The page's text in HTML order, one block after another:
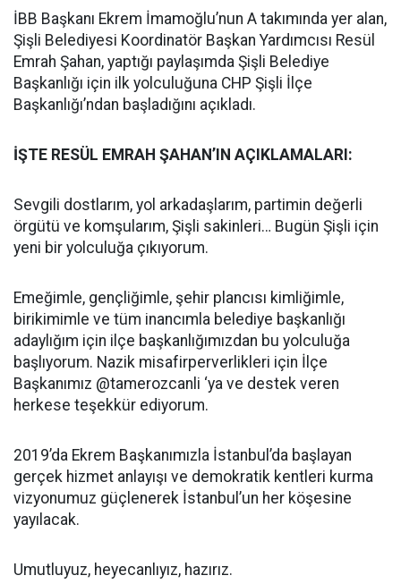
İBB Başkanı Ekrem İmamoğlu’nun A takımında yer alan,
Şişli Belediyesi Koordinatör Başkan Yardımcısı Resül
Emrah Şahan, yaptığı paylaşımda Şişli Belediye
Başkanlığı için ilk yolculuğuna CHP Şişli İlçe
Başkanlığı’ndan başladığını açıkladı.
İŞTE RESÜL EMRAH ŞAHAN’IN AÇIKLAMALARI:
Sevgili dostlarım, yol arkadaşlarım, partimin değerli
örgütü ve komşularım, Şişli sakinleri… Bugün Şişli için
yeni bir yolculuğa çıkıyorum.
Emeğimle, gençliğimle, şehir plancısı kimliğimle,
birikimimle ve tüm inancımla belediye başkanlığı
adaylığım için ilçe başkanlığımızdan bu yolculuğa
başlıyorum. Nazik misafirperverlikleri için İlçe
Başkanımız @tamerozcanli ‘ya ve destek veren
herkese teşekkür ediyorum.
2019’da Ekrem Başkanımızla İstanbul’da başlayan
gerçek hizmet anlayışı ve demokratik kentleri kurma
vizyonumuz güçlenerek İstanbul’un her köşesine
yayılacak.
Umutluyuz, heyecanlıyız, hazırız.